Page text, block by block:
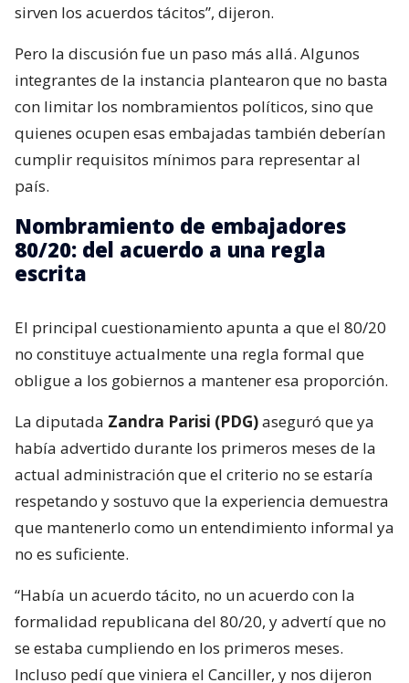
sirven los acuerdos tácitos”, dijeron.
Pero la discusión fue un paso más allá. Algunos
integrantes de la instancia plantearon que no basta
con limitar los nombramientos políticos, sino que
quienes ocupen esas embajadas también deberían
cumplir requisitos mínimos para representar al
país.
Nombramiento de embajadores
80/20: del acuerdo a una regla
escrita
El principal cuestionamiento apunta a que el 80/20
no constituye actualmente una regla formal que
obligue a los gobiernos a mantener esa proporción.
La diputada Zandra Parisi (PDG)aseguró que ya
había advertido durante los primeros meses de la
actual administración que el criterio no se estaría
respetando y sostuvo que la experiencia demuestra
que mantenerlo como un entendimiento informal ya
no es suficiente.
“Había un acuerdo tácito, no un acuerdo con la
formalidad republicana del 80/20, y advertí que no
se estaba cumpliendo en los primeros meses.
Incluso pedí que viniera el Canciller, y nos dijeron